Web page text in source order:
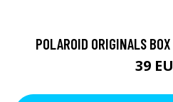
POLAROID ORIGINALS
39